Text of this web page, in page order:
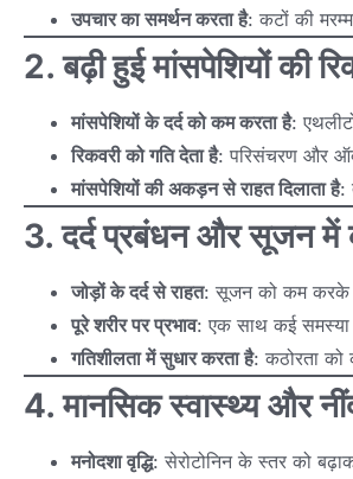
उपचार का समर्थन करता है: कटों की
2. बढ़ी हुई मांसपेशियों की
मांसपेशियों के दर्द को कम करता है:
रिकवरी को गति देता है: परिसंचरण और
मांसपेशियों की अकड़न से राहत दिलाता है:
3. दर्द प्रबंधन और सूजन में
जोड़ों के दर्द से राहत: सूजन को कम करके
पूरे शरीर पर प्रभाव: एक साथ कई समस्या
गतिशीलता में सुधार करता है: कठोरता को
4. मानसिक स्वास्थ्य और
मनोदशा वृद्धि: सेरोटोनिन के स्तर को